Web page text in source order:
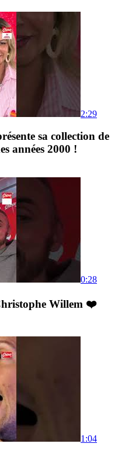
2:29
sa collection de
années 2000 !
0:28
Willem ❤️
1:04